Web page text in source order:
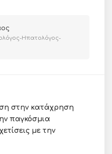
Ηπατολόγος-
στην κατάχρηση
παγκόσμια
με την